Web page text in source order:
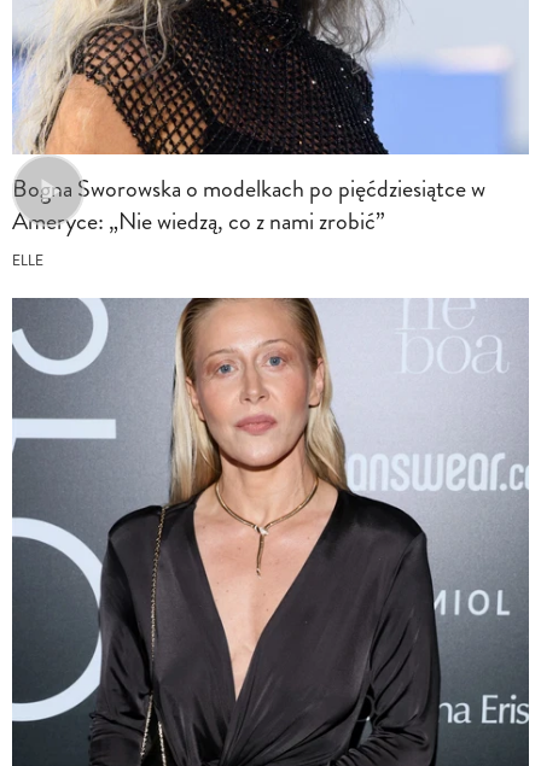
Bogna Sworowska o modelkach po pięćdziesiątce w
Ameryce: „Nie wiedzą, co z nami zrobić”
ELLE